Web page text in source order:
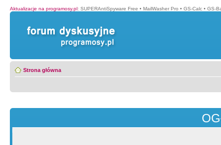
Aktualizacje na programosy.pl: SUPERAntiSpyware Free • MailWasher Pro • GS-Calc • GS-
Strona główna